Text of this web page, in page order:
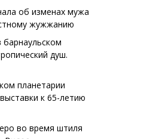
об изменах мужа
жужжанию
душ.
планетарии
к 65-летию
во время штиля